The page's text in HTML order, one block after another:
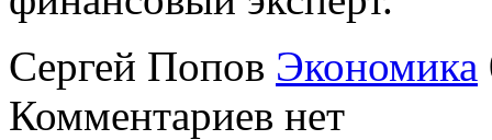
Сергей Попов Экономика
Комментариев нет